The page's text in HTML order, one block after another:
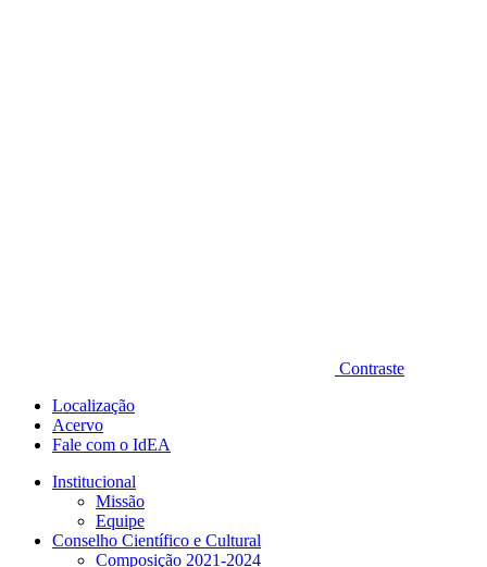
Contraste
Localização
Acervo
Fale com o IdEA
Institucional
Missão
Equipe
Conselho Científico e Cultural
Composição 2021-2024